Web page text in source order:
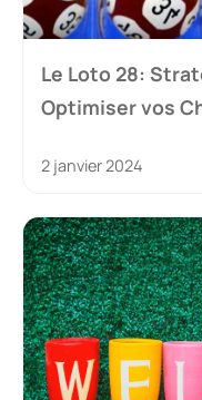
Le Loto 28:
Optimiser vos
2 janvier 2024